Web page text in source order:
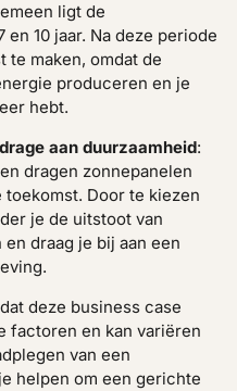
ligt de
10 jaar. Na deze periode
te maken, omdat de
produceren en je
hebt.
aan duurzaamheid:
dragen zonnepanelen
Door te kiezen
je de uitstoot van
draag je bij aan een
deze business case
factoren en kan variëren
van een
helpen om een gerichte